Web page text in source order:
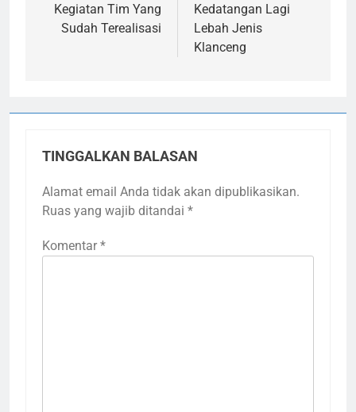
pos
Kegiatan Tim Yang
Sudah Terealisasi
Kedatangan Lagi
Lebah Jenis
Klanceng
TINGGALKAN BALASAN
Alamat email Anda tidak akan dipublikasikan.
Ruas yang wajib ditandai *
Komentar *